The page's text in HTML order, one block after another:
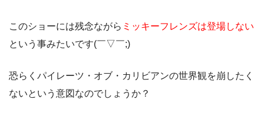
このショーには残念ながら ミッキーフレンズは登場しない
という事みたいです(￣▽￣;)
恐らくパイレーツ・オブ・カリビアンの世界観を崩したく
ないという意図なのでしょうか？